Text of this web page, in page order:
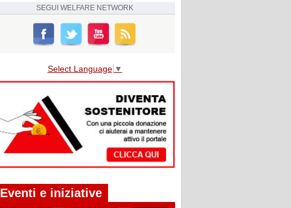
SEGUI WELFARE NETWORK
Select Language ▼
Eventi e iniziative